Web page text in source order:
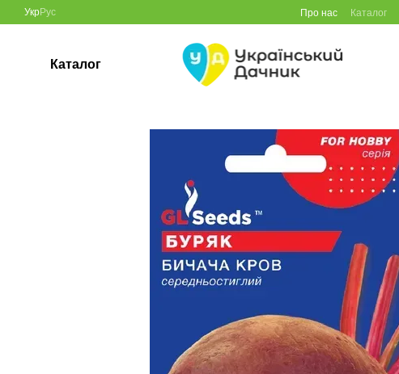
Перейти до основного контенту
УкрРус Про нас Каталог
Каталог